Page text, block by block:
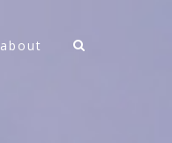
about